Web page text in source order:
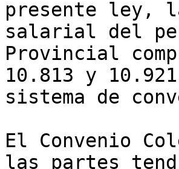
presente ley,
salarial del
Provincial
10.813 y
sistema de
El Convenio
las partes